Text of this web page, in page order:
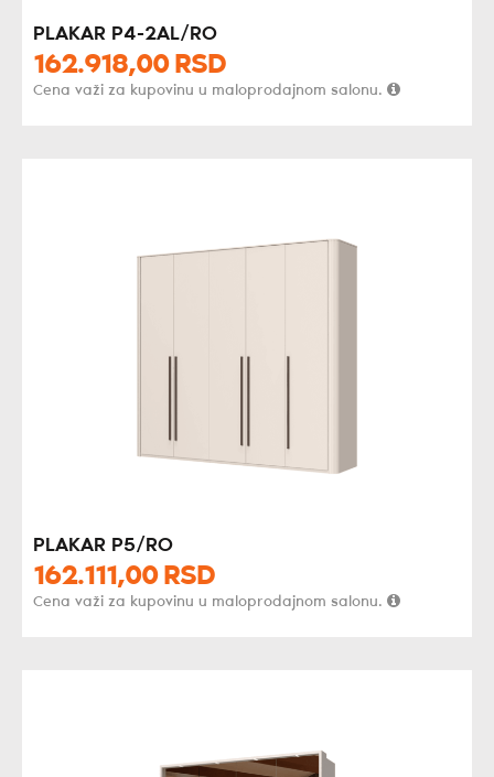
PLAKAR P4-2AL/RO
162.918,00 RSD
Cena važi za kupovinu u maloprodajnom salonu.
PLAKAR P5/RO
162.111,00 RSD
Cena važi za kupovinu u maloprodajnom salonu.